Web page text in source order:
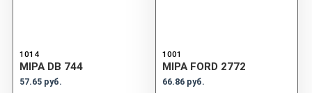
1014
MIPA DB 744
57.65 руб.
1001
MIPA FORD 2772
66.86 руб.